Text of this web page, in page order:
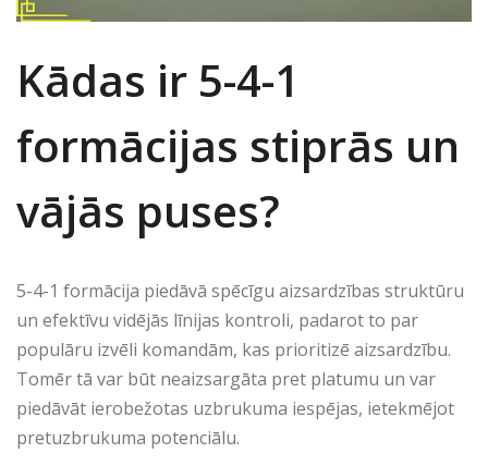
Kādas ir 5-4-1
formācijas stiprās un
vājās puses?
5-4-1 formācija piedāvā spēcīgu aizsardzības struktūru
un efektīvu vidējās līnijas kontroli, padarot to par
populāru izvēli komandām, kas prioritizē aizsardzību.
Tomēr tā var būt neaizsargāta pret platumu un var
piedāvāt ierobežotas uzbrukuma iespējas, ietekmējot
pretuzbrukuma potenciālu.